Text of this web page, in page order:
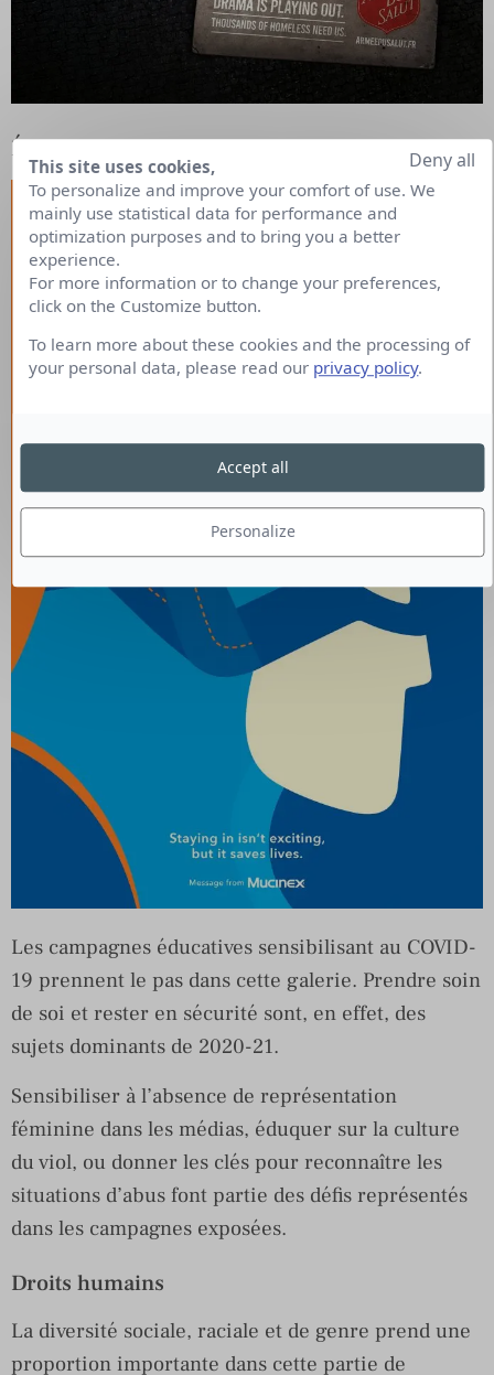
Éducation
Les campagnes éducatives sensibilisant au COVID-
19 prennent le pas dans cette galerie. Prendre soin
de soi et rester en sécurité sont, en effet, des
sujets dominants de 2020-21.
Sensibiliser à l’absence de représentation
féminine dans les médias, éduquer sur la culture
du viol, ou donner les clés pour reconnaître les
situations d’abus font partie des défis représentés
dans les campagnes exposées.
Droits humains
La diversité sociale, raciale et de genre prend une
proportion importante dans cette partie de
This site uses cookies,
To personalize and improve your comfort of use. We
mainly use statistical data for performance and
optimization purposes and to bring you a better
experience.
For more information or to change your preferences,
click on the Customize button.
To learn more about these cookies and the processing of
your personal data, please read our privacy policy.
Personalize
Deny all
Accept all